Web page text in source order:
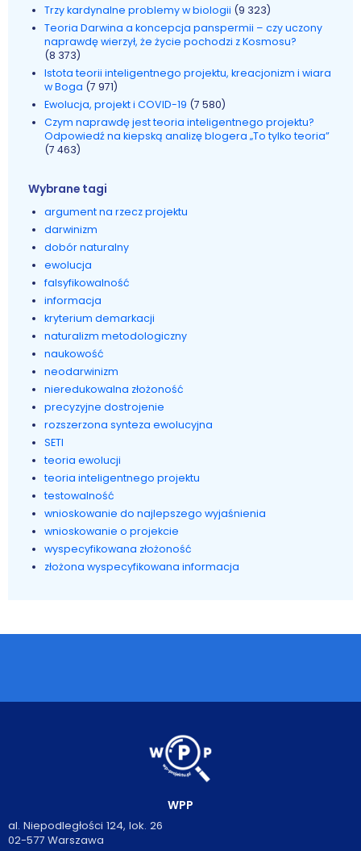
Trzy kardynalne problemy w biologii (9 323)
Teoria Darwina a koncepcja panspermii – czy uczony
naprawdę wierzył, że życie pochodzi z Kosmosu?
(8 373)
Istota teorii inteligentnego projektu, kreacjonizm i wiara
w Boga (7 971)
Ewolucja, projekt i COVID-19 (7 580)
Czym naprawdę jest teoria inteligentnego projektu?
Odpowiedź na kiepską analizę blogera „To tylko teoria”
(7 463)
Wybrane tagi
argument na rzecz projektu
darwinizm
dobór naturalny
ewolucja
falsyfikowalność
informacja
kryterium demarkacji
naturalizm metodologiczny
naukowość
neodarwinizm
nieredukowalna złożoność
precyzyjne dostrojenie
rozszerzona synteza ewolucyjna
SETI
teoria ewolucji
teoria inteligentnego projektu
testowalność
wnioskowanie do najlepszego wyjaśnienia
wnioskowanie o projekcie
wyspecyfikowana złożoność
złożona wyspecyfikowana informacja
WPP
al. Niepodległości 124, lok. 26
02-577 Warszawa